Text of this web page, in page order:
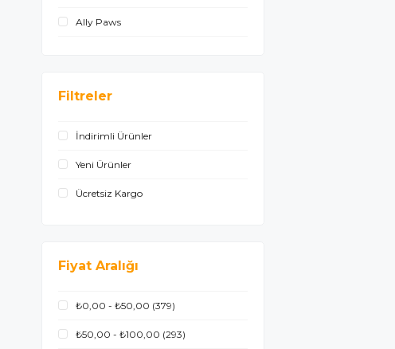
Ally Paws
Beaphar
Beavis
Beefy Buffy
Biovet
Bobo
Filtreler
İndirimli Ürünler
Yeni Ürünler
Ücretsiz Kargo
Fiyat Aralığı
₺0,00 - ₺50,00 (379)
₺50,00 - ₺100,00 (293)